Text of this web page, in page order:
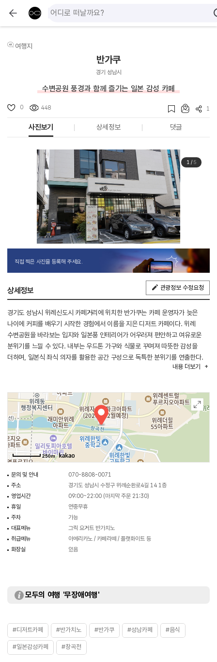
여행지
반가쿠
경기 성남시
수변공원 풍경과 함께 즐기는 일본 감성 카페
0 448 1
사진보기 상세정보 댓글
1/ 5
직접 찍은 사진을 등록해 주세요.
상세정보 관광정보 수정요청
경기도 성남시 위례신도시 카페거리에 위치한 반가쿠는 카페 운영자가 늦은
나이에 커피를 배우기 시작한 경험에서 이름을 지은 디저트 카페이다. 위례
수변공원을 바라보는 입지와 일본풍 인테리어가 어우러져 편안하고 여유로운
분위기를 느낄 수 있다. 내부는 우드톤 가구와 식물로 꾸며져 따뜻한 감성을
더하며, 일본식 좌식 의자를 활용한 공간 구성으로 독특한 분위기를 연출한다.
넓고 개방감 있는 공간과 수변공원 전망의 야외 테라스도 마련되어 있어 산책과
샌드위치, 모나카 등 디저트 메뉴를 판매하며, 수변공원 풍경을 감상하며
여유로운 시간을 보내기 좋은 카페이다.
내용 더보기
250m
문의 및 안내
070-8808-0071
주소
경기도 성남시 수정구 위례순환로4길 14 1층
영업시간
09:00~22:00 (마지막 주문 21:30)
휴일
연중무휴
주차
가능
대표메뉴
그릭 요거트 반가치노
취급메뉴
아메리카노 / 카페라떼 / 플랫화이트 등
화장실
있음
모두의 여행 '무장애여행'
#디저트카페 #반가치노 #반가쿠 #성남카페 #음식
#일본감성카페 #창곡천